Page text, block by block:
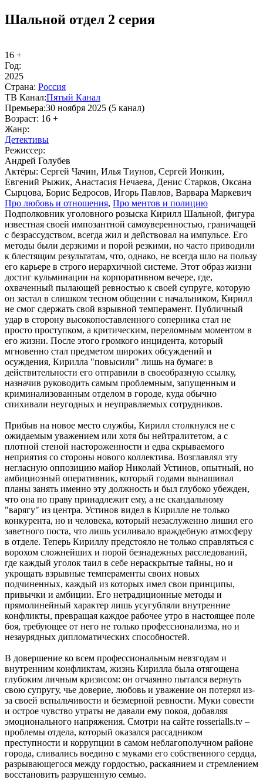
Шальной отдел 2 серия
16 +
Год:
2025
Стра­на: Рос­сия
ТВ Ка­нал:Пя­тый Ка­нал
Пре­мье­ра:30 ноября 2025 (5 канал)
Воз­раст: 16 +
Жанр:
Де­тек­ти­вы
Ре­жис­сер:
Андрей Голубев
Ак­тё­ры: Сергей Чачин, Илья Тиунов, Сергей Ионкин,
Евгений Рыжик, Анастасия Нечаева, Денис Старков, Оксана
Сырцова, Борис Бедросов, Игорь Павлов, Варвара Маркевич
Про лю­бовь и от­но­ше­ния, Про мен­тов и по­ли­цию
Подполковник уголовного розыска Кирилл Шальной, фигура
известная своей импозантной самоуверенностью, граничащей
с безрассудством, всегда жил и действовал на импульсе. Его
методы были дерзкими и порой резкими, но часто приводили
к блестящим результатам, что, однако, не всегда шло на пользу
его карьере в строго иерархичной системе. Этот образ жизни
достиг кульминации на корпоративном вечере, где,
охваченный пылающей ревностью к своей супруге, которую
он застал в слишком тесном общении с начальником, Кирилл
не смог сдержать свой взрывной темперамент. Публичный
удар в сторону высокопоставленного соперника стал не
просто проступком, а критическим, переломным моментом в
его жизни. После этого громкого инцидента, который
мгновенно стал предметом широких обсуждений и
осуждения, Кирилла "повысили" лишь на бумаге: в
действительности его отправили в своеобразную ссылку,
назначив руководить самым проблемным, запущенным и
криминализованным отделом в городе, куда обычно
спихивали неугодных и неуправляемых сотрудников.
Прибыв на новое место службы, Кирилл столкнулся не с
ожидаемым уважением или хотя бы нейтралитетом, а с
плотной стеной настороженности и едва скрываемого
неприятия со стороны нового коллектива. Возглавлял эту
негласную оппозицию майор Николай Устинов, опытный, но
амбициозный оперативник, который годами вынашивал
планы занять именно эту должность и был глубоко убежден,
что она по праву принадлежит ему, а не скандальному
"варягу" из центра. Устинов видел в Кирилле не только
конкурента, но и человека, который незаслуженно лишил его
заветного поста, что лишь усиливало враждебную атмосферу
в отделе. Теперь Кириллу предстояло не только справляться с
ворохом сложнейших и порой безнадежных расследований,
где каждый уголок таил в себе нераскрытые тайны, но и
укрощать взрывные темпераменты своих новых
подчиненных, каждый из которых имел свои принципы,
привычки и амбиции. Его нетрадиционные методы и
прямолинейный характер лишь усугубляли внутренние
конфликты, превращая каждое рабочее утро в настоящее поле
боя, требующее от него не только профессионализма, но и
незаурядных дипломатических способностей.
В довершение ко всем профессиональным невзгодам и
внутренним конфликтам, жизнь Кирилла была отягощена
глубоким личным кризисом: он отчаянно пытался вернуть
свою супругу, чье доверие, любовь и уважение он потерял из-
за своей вспыльчивости и безмерной ревности. Муки совести
и острое чувство утраты не давали ему покоя, добавляя
эмоционального напряжения. Смотри на сайте rosserialls.tv –
проблемы отдела, который оказался рассадником
преступности и коррупции в самом неблагополучном районе
города, сливались воедино с муками его собственного сердца,
разрывающегося между гордостью, раскаянием и стремлением
восстановить разрушенную семью.